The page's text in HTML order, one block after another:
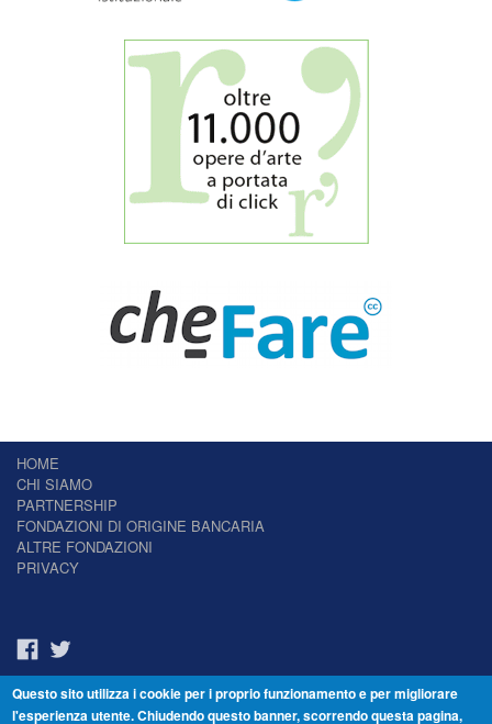
HOME
CHI SIAMO
PARTNERSHIP
FONDAZIONI DI ORIGINE BANCARIA
ALTRE FONDAZIONI
PRIVACY
Il Giornale delle Fondazioni - Periodico telematico
Reg. Tribunale n.7 del 22/07/2014 – ISSN 2421-2466
Questo sito utilizza i cookie per i proprio funzionamento e per migliorare
l'esperienza utente. Chiudendo questo banner, scorrendo questa pagina,